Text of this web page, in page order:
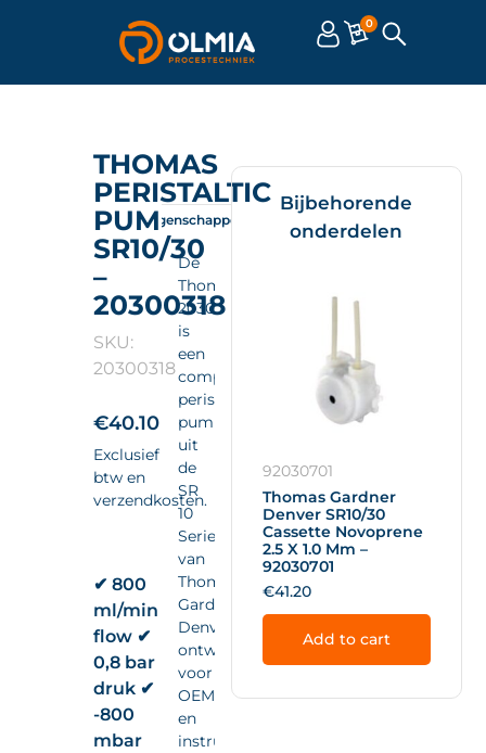
0
THOMAS
PERISTALTIC
PUMP
SR10/30
–
20300318
SKU:
20300318
€40.10
Exclusief
btw en
verzendkosten.
✔ 800
ml/min
flow ✔
0,8 bar
druk ✔
-800
mbar
Omschrijving Eigenschappen Documenten
De
Thomas
20300318
is
een
compacte
peristaltic
pump
uit
de
SR
10
Series
van
Thomas
Gardner
Denver,
ontwikkeld
voor
OEM-
en
instrumentintegratie.
Bijbehorende
onderdelen
92030701
Thomas Gardner
Denver SR10/30
Cassette Novoprene
2.5 X 1.0 Mm –
92030701
€41.20
Add to cart